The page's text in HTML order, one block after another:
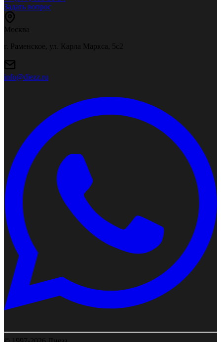
Задать вопрос
Москва
г. Раменское, ул. Карла Маркса, 5с2
info@diezz.ru